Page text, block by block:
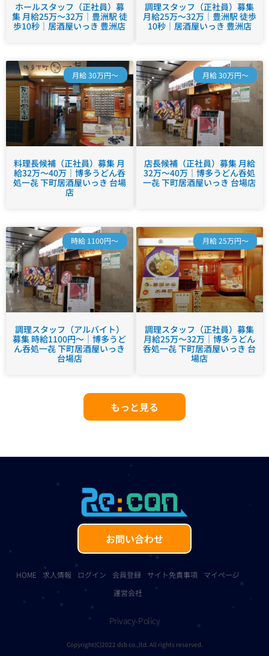
ホールスタッフ（正社員）募
集 月給25万～32万｜豊洲駅 徒
歩10秒｜居酒屋いっき 豊洲店
調理スタッフ（正社員）募集
月給25万～32万｜豊洲駅 徒歩
10秒｜居酒屋いっき 豊洲店
月給 30万円～
料理長候補（正社員）募集 月
給32万～40万｜博多うどん呑
処一㐂 下町居酒屋いっき 台場
店
月給 30万円～
店長候補（正社員）募集 月給
32万～40万｜博多うどん呑処
一㐂 下町居酒屋いっき 台場店
時給 1100円～
調理スタッフ（アルバイト）
募集 時給1100円～｜博多うど
ん呑処一㐂 下町居酒屋いっき
台場店
月給 25万円～
調理スタッフ（正社員）募集
月給25万～32万｜博多うどん
呑処一㐂 下町居酒屋いっき 台
場店
もっと見る
お問い合わせ
HOME 求人情報 ログイン 会員登録 サイト免責事項
マイページ
運営会社
Privacy-Policy
Copyright(C)2022 dsb co.,ltd. All rights reserved.